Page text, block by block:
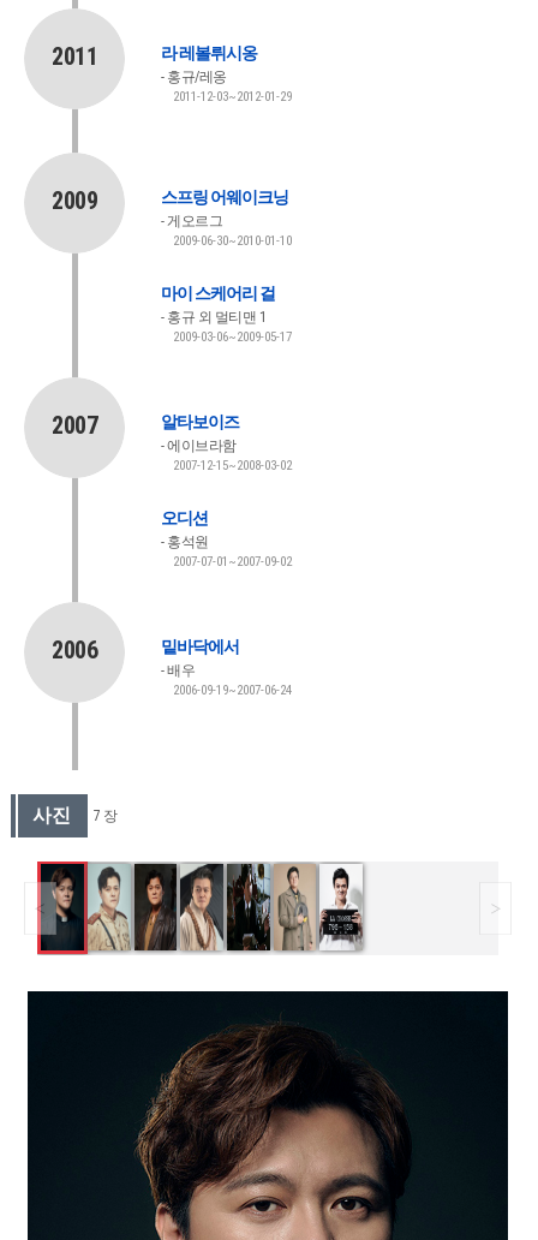
2011 라 레볼뤼시옹
홍규/레옹
2011-12-03~2012-01-29
2009 스프링 어웨이크닝
게오르그
2009-06-30~2010-01-10
마이 스케어리 걸
홍규 외 멀티맨 1
2009-03-06~2009-05-17
2007 알타보이즈
에이브라함
2007-12-15~2008-03-02
오디션
홍석원
2007-07-01~2007-09-02
2006 밑바닥에서
배우
2006-09-19~2007-06-24
사진 7 장